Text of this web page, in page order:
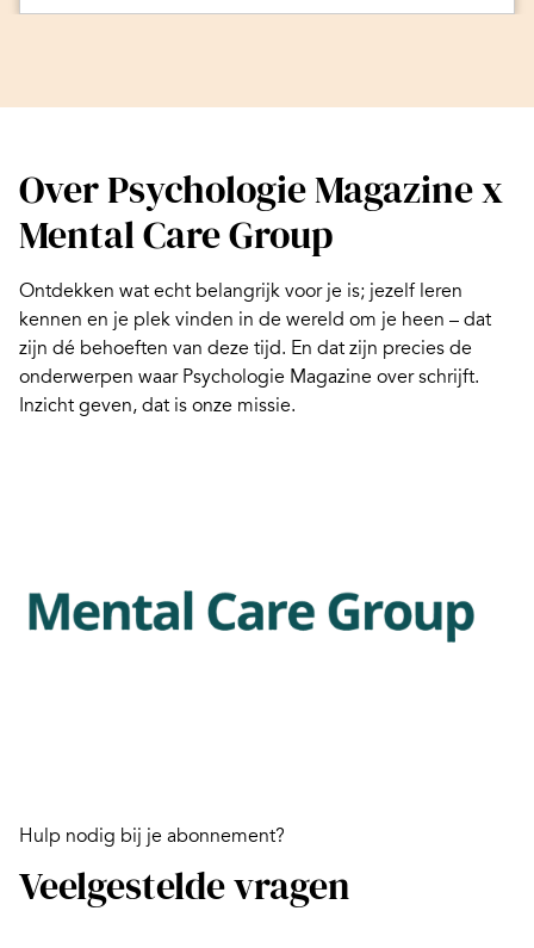
Over Psychologie Magazine x
Mental Care Group
Ontdekken wat echt belangrijk voor je is; jezelf leren
kennen en je plek vinden in de wereld om je heen – dat
zijn dé behoeften van deze tijd. En dat zijn precies de
onderwerpen waar Psychologie Magazine over schrijft.
Inzicht geven, dat is onze missie.
Hulp nodig bij je abonnement?
Veelgestelde vragen